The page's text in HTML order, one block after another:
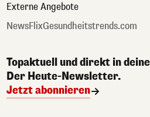
Externe Angebote
NewsFlixGesundheitstrends.com
Topaktuell und direkt in
Der Heute-Newsletter.
Jetzt abonnieren